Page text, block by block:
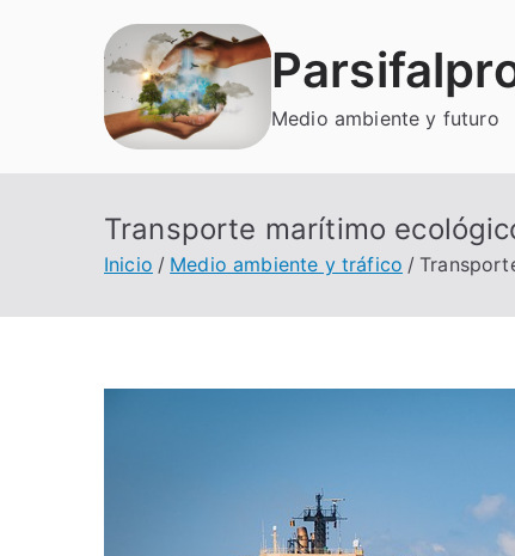
Medio ambiente y futuro
Transporte marítimo
Inicio Medio ambiente y tráfico